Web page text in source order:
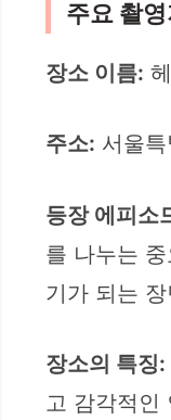
주요 촬
장소 이름:
주소: 서울
등장 에피소
를 나누는
기가 되는
장소의 특징:
고 감각적인